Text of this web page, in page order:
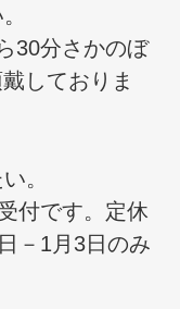
30分さかのぼ
しておりま
。
付です。定休
－1月3日のみ